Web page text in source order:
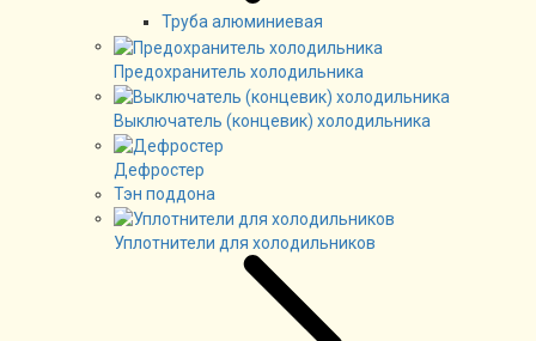
Труба алюминиевая
Предохранитель холодильника
Выключатель (концевик) холодильника
Дефростер
Тэн поддона
Уплотнители для холодильников